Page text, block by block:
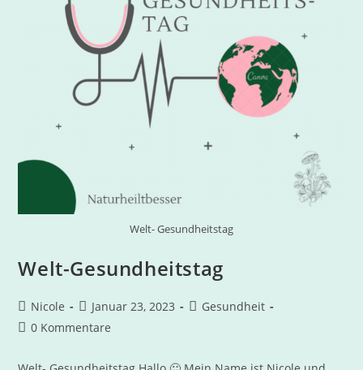
Welt- Gesundheitstag
Welt-Gesundheitstag
Nicole Januar 23, 2023
Gesundheit
0 Kommentare